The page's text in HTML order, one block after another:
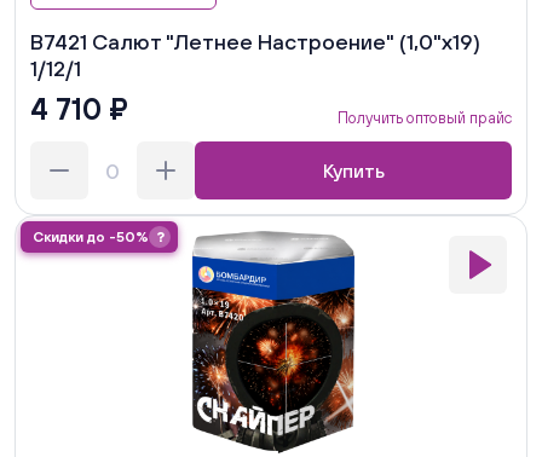
В7421 Салют "Летнее Настроение" (1,0"х19)
1/12/1
4 710 ₽ Получить оптовый прайс
Купить
Скидки до -50% ?